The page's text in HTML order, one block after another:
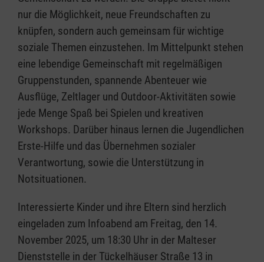
nur die Möglichkeit, neue Freundschaften zu
knüpfen, sondern auch gemeinsam für wichtige
soziale Themen einzustehen. Im Mittelpunkt stehen
eine lebendige Gemeinschaft mit regelmäßigen
Gruppenstunden, spannende Abenteuer wie
Ausflüge, Zeltlager und Outdoor-Aktivitäten sowie
jede Menge Spaß bei Spielen und kreativen
Workshops. Darüber hinaus lernen die Jugendlichen
Erste-Hilfe und das Übernehmen sozialer
Verantwortung, sowie die Unterstützung in
Notsituationen.
Interessierte Kinder und ihre Eltern sind herzlich
eingeladen zum Infoabend am Freitag, den 14.
November 2025, um 18:30 Uhr in der Malteser
Dienststelle in der Tückelhäuser Straße 13 in